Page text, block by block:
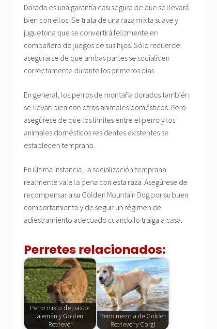
Dorado es una garantía casi segura de que se llevará
bien con ellos. Se trata de una raza mixta suave y
juguetona que se convertirá felizmente en
compañero de juegos de sus hijos. Sólo recuerde
asegurarse de que ambas partes se socialicen
correctamente durante los primeros días.
En general, los perros de montaña dorados también
se llevan bien con otros animales domésticos. Pero
asegúrese de que los límites entre el perro y los
animales domésticos residentes existentes se
establecen temprano.
En última instancia, la socialización temprana
realmente vale la pena con esta raza. Asegúrese de
recompensar a su Golden Mountain Dog por su buen
comportamiento y de seguir un régimen de
adiestramiento adecuado cuando lo traiga a casa.
Perretes relacionados:
Perro mixto de pastor
alemán y Golden
Retriever
Perro mezcla de Golden
Retriever y Corgi